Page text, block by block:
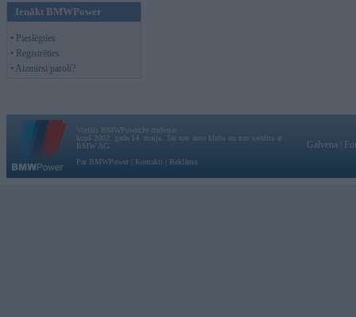
Ienākt BMWPower
• Pieslēgties
• Reģistrēties
• Aizmirsi paroli?
Vortāls BMWPower.lv darbojas
kopš 2002. gada 14. maija. Tas nav auto klubs un nav saistīts ar
BMW AG.
Par BMWPower
Kontakti Reklāma
Galvena